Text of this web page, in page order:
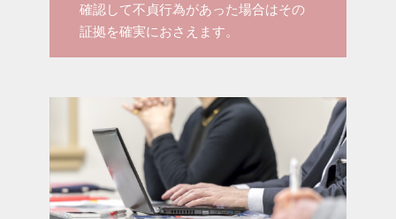
確認して不貞行為があった場合はその
証拠を確実におさえます。